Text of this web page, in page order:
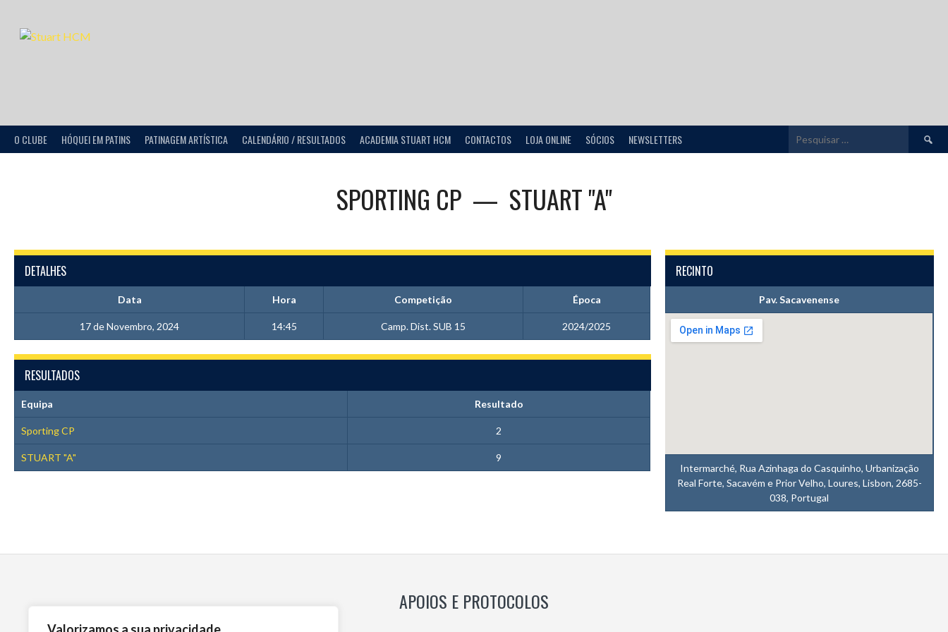
O CLUBE HÓQUEI EM PATINS PATINAGEM ARTÍSTICA CALENDÁRIO / RESULTADOS ACADEMIA STUART HCM CONTACTOS LOJA ONLINE SÓCIOS NEWSLETTERS
por:
SPORTING CP — STUART "A"
DETALHES
Data Hora Competição Época
17 de Novembro, 2024 14:45 Camp. Dist. SUB 15 2024/2025
RECINTO
Pav. Sacavenense
Intermarché, Rua Azinhaga do Casquinho, Urbanização
Real Forte, Sacavém e Prior Velho, Loures, Lisbon, 2685-
038, Portugal
RESULTADOS
Equipa Resultado
Sporting CP 2
STUART "A" 9
APOIOS E PROTOCOLOS